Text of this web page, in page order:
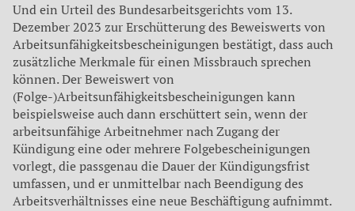
Und ein Urteil des Bundesarbeitsgerichts vom 13.
Dezember 2023 zur Erschütterung des Beweiswerts von
Arbeitsunfähigkeitsbescheinigungen bestätigt, dass auch
zusätzliche Merkmale für einen Missbrauch sprechen
können. Der Beweiswert von
(Folge-)Arbeitsunfähigkeitsbescheinigungen kann
beispielsweise auch dann erschüttert sein, wenn der
arbeitsunfähige Arbeitnehmer nach Zugang der
Kündigung eine oder mehrere Folgebescheinigungen
vorlegt, die passgenau die Dauer der Kündigungsfrist
umfassen, und er unmittelbar nach Beendigung des
Arbeitsverhältnisses eine neue Beschäftigung aufnimmt.